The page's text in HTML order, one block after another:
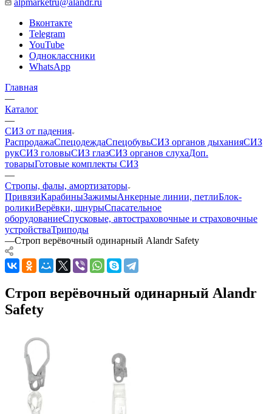
alpmarketru@alandr.ru
Вконтакте
Telegram
YouTube
Одноклассники
WhatsApp
Главная
—
Каталог
—
СИЗ от падения
РаспродажаСпецодеждаСпецобувьСИЗ органов дыханияСИЗ
рукСИЗ головыСИЗ глазСИЗ органов слухаДоп.
товарыГотовые комплекты СИЗ
—
Стропы, фалы, амортизаторы
ПривязиКарабиныЗажимыАнкерные линии, петлиБлок-
роликиВерёвки, шнурыСпасательное
оборудованиеСпусковые, автостраховочные и страховочные
устройстваТриподы
—Cтроп верёвочный одинарный Alandr Safety
Cтроп верёвочный одинарный Alandr
Safety